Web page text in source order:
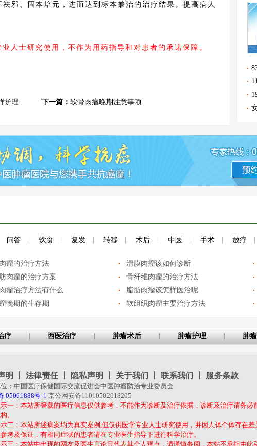
邪、固本培元，进而达到标本兼治的治疗结果。提高病人
人士研究使用，不作为用药指导和对患者的承诺保障。
护理 下一篇： 软骨肉瘤晚期注意事项
问答 饮食 复发 转移 术后 中医 手术 放疗
瘤的治疗方法 滑膜肉瘤该如何诊断
肉瘤的治疗方案 骨纤维肉瘤的治疗方法
瘤治疗方法有什么 脂肪肉瘤该怎样医治呢
晚期的生存期 软组织肉瘤主要治疗方法
疗 西医治疗 肿瘤术后 肿瘤护理 肿
明 法律责任 隐私声明 关于我们 联系我们 服务条款
：中国医疗保健国际交流促进会中医肿瘤防治专业委员会
05061888号-1 京公网安备11010502018205
一：本站所登载的医疗信息仅供参考，不能作为诊断及治疗依据，诊断及治疗请务必
。
二：本站所述病案均为真实案例,但仅供医学专业人士研究使用，并因人体个体存在差
考及保证，有相同症状的患者请在专业医生指导下进行科学治疗。
三：本站中出现的网友及医生言论只代表其个人观点，请谨慎参阅，本站不承担由此